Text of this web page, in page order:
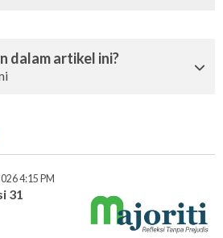
dalam artikel ini?
4:15 PM
31